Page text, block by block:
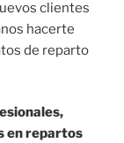
clientes
hacerte
de reparto
en repartos